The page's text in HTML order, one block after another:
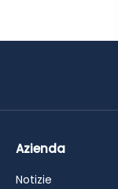
Azienda
Notizie